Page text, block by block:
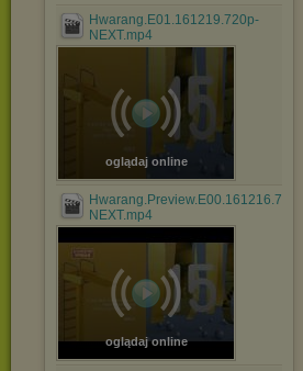
Hwarang.E01.161219.720p-
NEXT.mp4
oglądaj online
Hwarang.Preview.E00.161216.720p-
NEXT.mp4
oglądaj online